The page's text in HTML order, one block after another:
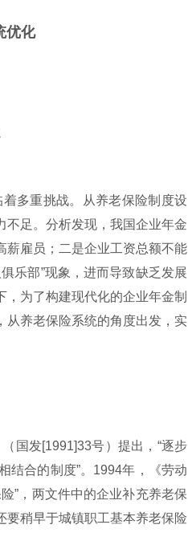
优化
多重挑战。从养老保险制度设
不足。分析发现，我国企业年金
薪雇员；二是企业工资总额不能
俱乐部”现象，进而导致缺乏发展
为了构建现代化的企业年金制
从养老保险系统的角度出发，实
国发[1991]33号）提出，“逐步
结合的制度”。1994年，《劳动
”，两文件中的企业补充养老保
要稍早于城镇职工基本养老保险